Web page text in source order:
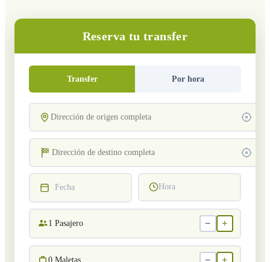
Reserva tu transfer
Transfer Por hora
Fecha Hora
1 Pasajero − +
0 Maletas − +